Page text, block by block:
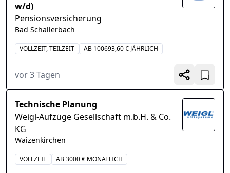
w/d)
Pensionsversicherung
Bad Schallerbach
VOLLZEIT, TEILZEIT AB 100693,60 € JÄHRLICH
vor 3 Tagen
Technische Planung
Weigl-Aufzüge Gesellschaft m.b.H. & Co.
KG
Waizenkirchen
VOLLZEIT AB 3000 € MONATLICH